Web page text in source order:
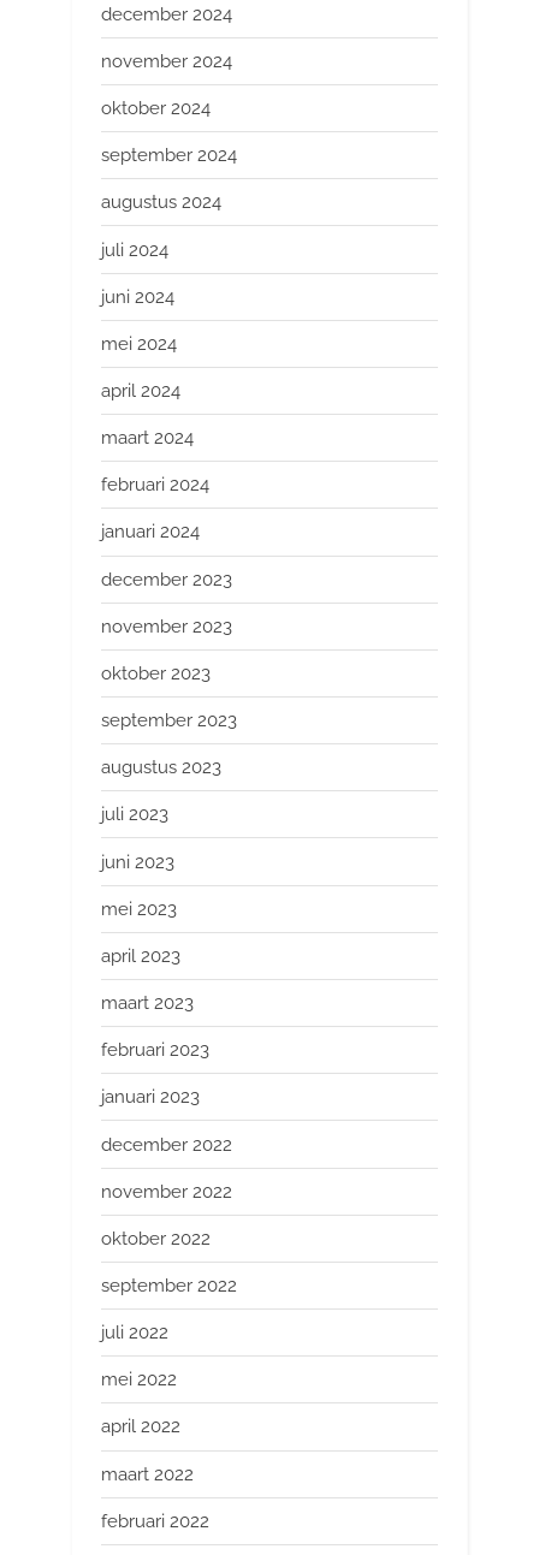
december 2024
november 2024
oktober 2024
september 2024
augustus 2024
juli 2024
juni 2024
mei 2024
april 2024
maart 2024
februari 2024
januari 2024
december 2023
november 2023
oktober 2023
september 2023
augustus 2023
juli 2023
juni 2023
mei 2023
april 2023
maart 2023
februari 2023
januari 2023
december 2022
november 2022
oktober 2022
september 2022
juli 2022
mei 2022
april 2022
maart 2022
februari 2022